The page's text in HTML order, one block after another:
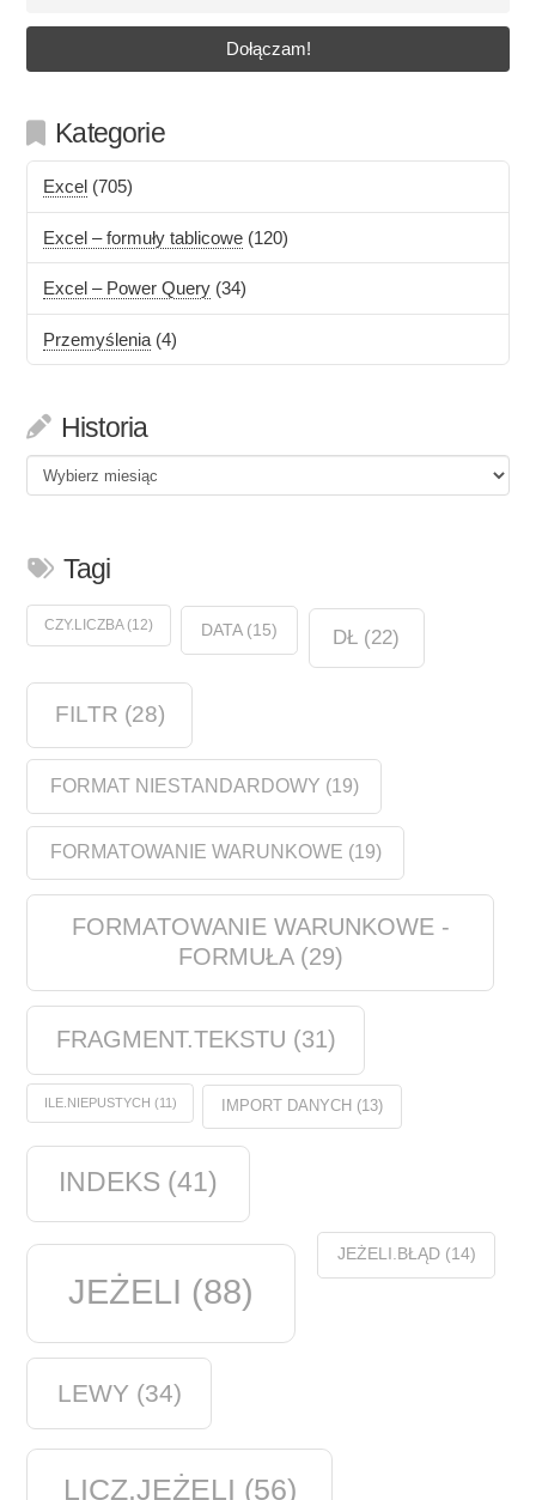
Kategorie
Excel (705)
Excel – formuły tablicowe (120)
Excel – Power Query (34)
Przemyślenia (4)
Historia
Historia
Tagi
CZY.LICZBA(12) DATA(15) DŁ (22)
FILTR (28)
FORMAT NIESTANDARDOWY (19)
FORMATOWANIE WARUNKOWE (19)
FORMATOWANIE WARUNKOWE -
FORMUŁA(29)
FRAGMENT.TEKSTU (31)
ILE.NIEPUSTYCH (11) IMPORT DANYCH (13)
INDEKS (41)
JEŻELI (88)
JEŻELI.BŁĄD(14)
LEWY (34)
LICZ.JEŻELI (56)